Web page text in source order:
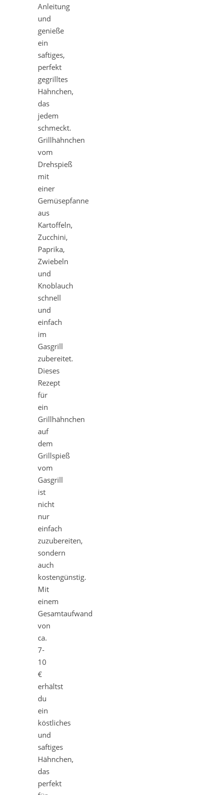
Anleitung
und
genieße
ein
saftiges,
perfekt
gegrilltes
Hähnchen,
das
jedem
schmeckt.
Grillhähnchen
vom
Drehspieß
mit
einer
Gemüsepfanne
aus
Kartoffeln,
Zucchini,
Paprika,
Zwiebeln
und
Knoblauch
schnell
und
einfach
im
Gasgrill
zubereitet.
Dieses
Rezept
für
ein
Grillhähnchen
auf
dem
Grillspieß
vom
Gasgrill
ist
nicht
nur
einfach
zuzubereiten,
sondern
auch
kostengünstig.
Mit
einem
Gesamtaufwand
von
ca.
7-
10
€
erhältst
du
ein
köstliches
und
saftiges
Hähnchen,
das
perfekt